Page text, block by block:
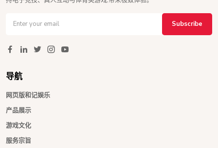
Subscribe
导航
网页版和记娱乐
产品展示
游戏文化
服务宗旨